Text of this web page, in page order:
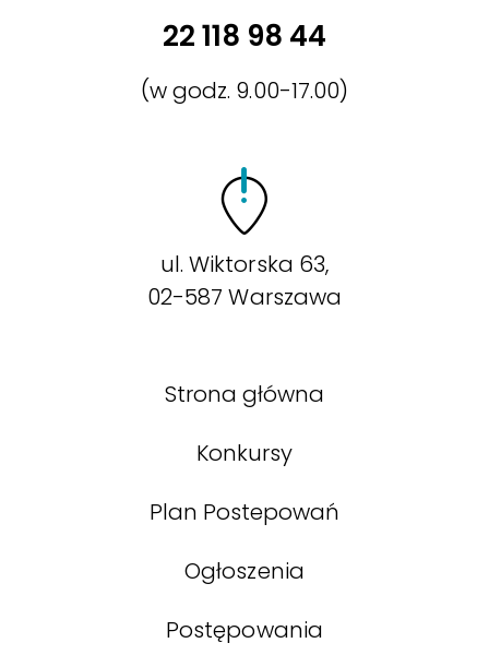
22 118 98 44
(w godz. 9.00-17.00)
ul. Wiktorska 63,
02-587 Warszawa
Strona główna
Konkursy
Plan Postepowań
Ogłoszenia
Postępowania